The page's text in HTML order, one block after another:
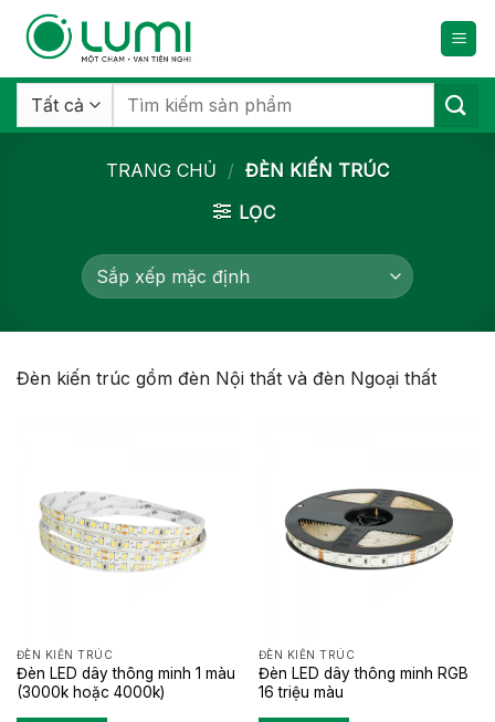
qua
dung
Tìm
TRANG CHỦ / ĐÈN KIẾN TRÚC
LỌC
Đèn kiến trúc gồm đèn Nội thất và đèn Ngoại thất
ĐÈN KIẾN TRÚC
Đèn LED dây thông minh 1 màu
(3000k hoặc 4000k)
ĐÈN KIẾN TRÚC
Đèn LED dây thông minh RGB
16 triệu màu